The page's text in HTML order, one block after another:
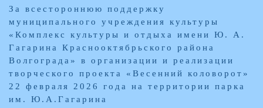
За всестороннюю поддержку
муниципального учреждения культуры
«Комплекс культуры и отдыха имени Ю. А.
Гагарина Краснооктябрьского района
Волгограда» в организации и реализации
творческого проекта «Весенний коловорот»
22 февраля 2026 года на территории парка
им. Ю.А.Гагарина